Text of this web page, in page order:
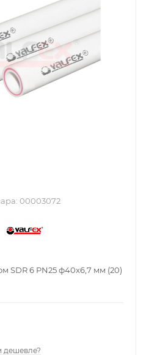
00003072
SDR 6 PN25 ф40х6,7 мм (20)
дешевле?